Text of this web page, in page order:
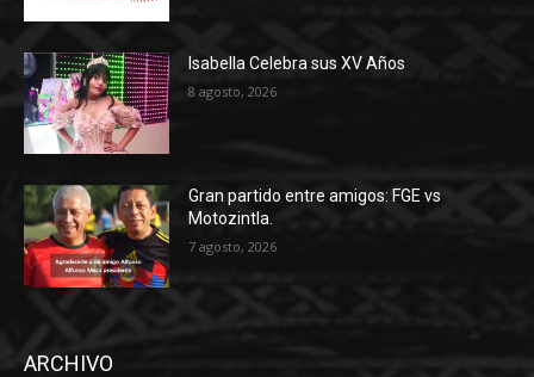
Isabella Celebra sus XV Años
8 agosto, 2026
Gran partido entre amigos: FGE vs
Motozintla.
7 agosto, 2026
ARCHIVO